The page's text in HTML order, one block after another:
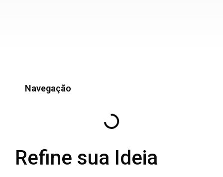
Navegação
Refine sua Ideia